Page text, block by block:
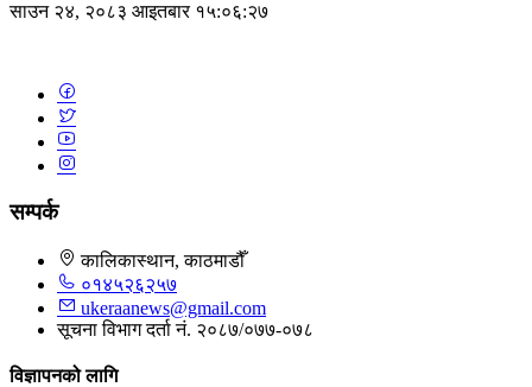
साउन २४, २०८३ आइतबार १५:०६:२७
सम्पर्क
कालिकास्थान, काठमाडौँ
०१४५२६२५७
ukeraanews@gmail.com
सूचना विभाग दर्ता नं. २०८७/०७७-०७८
विज्ञापनको लागि